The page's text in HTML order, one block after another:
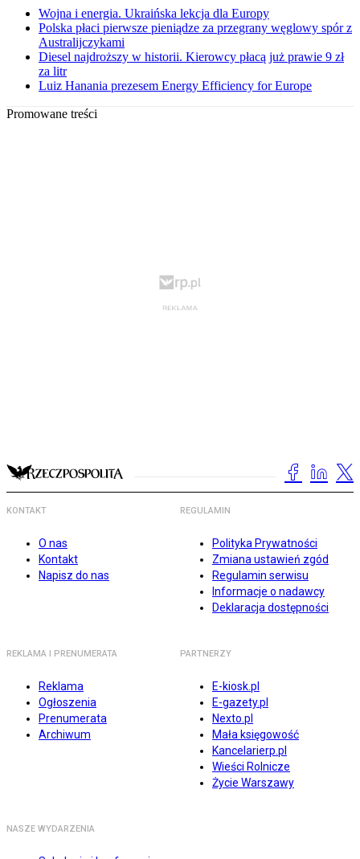
Wojna i energia. Ukraińska lekcja dla Europy
Polska płaci pierwsze pieniądze za przegrany węglowy spór z
Australijczykami
Diesel najdroższy w historii. Kierowcy płacą już prawie 9 zł
za litr
Luiz Hanania prezesem Energy Efficiency for Europe
Promowane treści
KONTAKT
O nas
Kontakt
Napisz do nas
REGULAMIN
Polityka Prywatności
Zmiana ustawień zgód
Regulamin serwisu
Informacje o nadawcy
Deklaracja dostępności
REKLAMA I PRENUMERATA
Reklama
Ogłoszenia
Prenumerata
Archiwum
PARTNERZY
E-kiosk.pl
E-gazety.pl
Nexto.pl
Mała księgowość
Kancelarierp.pl
Wieści Rolnicze
Życie Warszawy
NASZE WYDARZENIA